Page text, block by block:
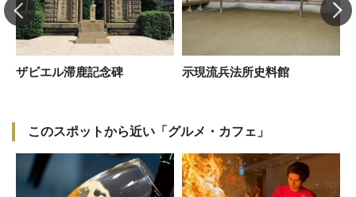
ザビエル滞鹿記念碑 示現流兵法所史料館
このスポットから近い「グルメ・カフェ」